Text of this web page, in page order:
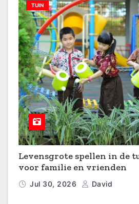
TUIN
Levensgrote spellen in de
voor familie en vrienden
Jul 30, 2026 David